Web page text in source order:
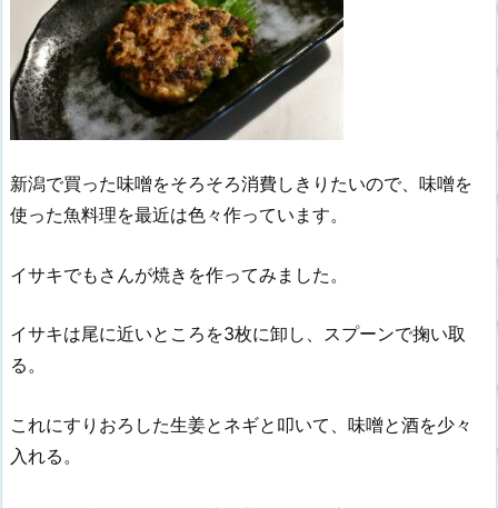
新潟で買った味噌をそろそろ消費しきりたいので、味噌を
使った魚料理を最近は色々作っています。
イサキでもさんが焼きを作ってみました。
イサキは尾に近いところを3枚に卸し、スプーンで掬い取
る。
これにすりおろした生姜とネギと叩いて、味噌と酒を少々
入れる。